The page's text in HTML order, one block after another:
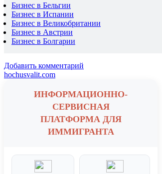
Бизнес в Бельгии
Бизнес в Испании
Бизнес в Великобритании
Бизнес в Австрии
Бизнес в Болгарии
Добавить комментарий
hochusvalit.com
ИНФОРМАЦИОННО-
СЕРВИСНАЯ
ПЛАТФОРМА ДЛЯ
ИММИГРАНТА